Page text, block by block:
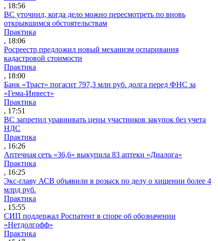
, 18:56
ВС уточнил, когда дело можно пересмотреть по вновь
открывшимся обстоятельствам
Практика
, 18:06
Росреестр предложил новый механизм оспаривания
кадастровой стоимости
Практика
, 18:00
Банк «Траст» погасит 797,3 млн руб. долга перед ФНС за
«Гема-Инвест»
Практика
, 17:51
ВС запретил уравнивать цены участников закупок без учета
НДС
Практика
, 16:26
Аптечная сеть «36,6» выкупила 83 аптеки «Диалога»
Практика
, 16:25
Экс-главу АСВ объявили в розыск по делу о хищении более 4
млрд руб.
Практика
, 15:55
СИП поддержал Роспатент в споре об обозначении
«Нетдолгофф»
Практика